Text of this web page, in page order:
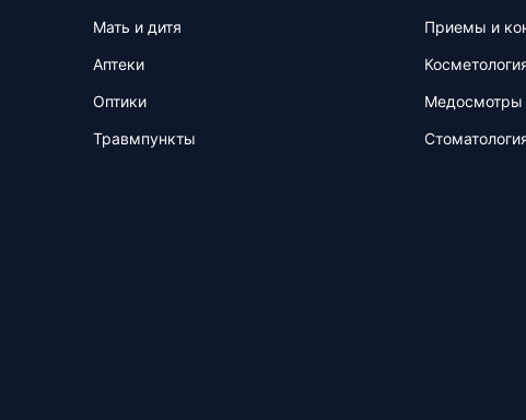
Мать и дитя
Аптеки
Оптики
Травмпункты
Приемы и
Медосмотры